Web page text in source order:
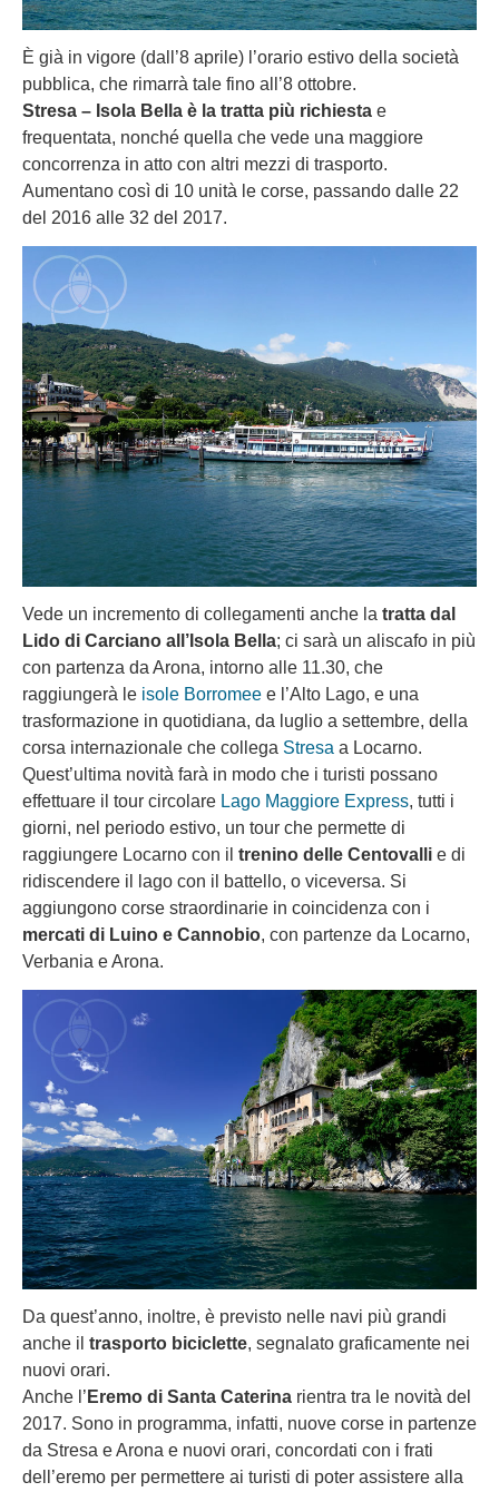
È già in vigore (dall’8 aprile) l’orario estivo della società
pubblica, che rimarrà tale fino all’8 ottobre.
Stresa – Isola Bella è la tratta più richiesta e
frequentata, nonché quella che vede una maggiore
concorrenza in atto con altri mezzi di trasporto.
Aumentano così di 10 unità le corse, passando dalle 22
del 2016 alle 32 del 2017.
Vede un incremento di collegamenti anche la tratta dal
Lido di Carciano all’Isola Bella; ci sarà un aliscafo in più
con partenza da Arona, intorno alle 11.30, che
raggiungerà le isole Borromee e l’Alto Lago, e una
trasformazione in quotidiana, da luglio a settembre, della
corsa internazionale che collega Stresa a Locarno.
Quest’ultima novità farà in modo che i turisti possano
effettuare il tour circolare Lago Maggiore Express, tutti i
giorni, nel periodo estivo, un tour che permette di
raggiungere Locarno con il trenino delle Centovalli e di
ridiscendere il lago con il battello, o viceversa. Si
aggiungono corse straordinarie in coincidenza con i
mercati di Luino e Cannobio, con partenze da Locarno,
Verbania e Arona.
Da quest’anno, inoltre, è previsto nelle navi più grandi
anche il trasporto biciclette, segnalato graficamente nei
nuovi orari.
Anche l’ Eremo di Santa Caterina rientra tra le novità del
2017. Sono in programma, infatti, nuove corse in partenze
da Stresa e Arona e nuovi orari, concordati con i frati
dell’eremo per permettere ai turisti di poter assistere alla